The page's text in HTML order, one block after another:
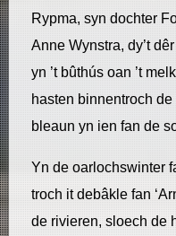
Rypma, syn dochter
Anne Wynstra, dy’t
yn ’t bûthús oan ’t
hasten binnentroch
bleaun yn ien fan de
Yn de oarlochswinter
troch it debâkle fan
de rivieren, sloech de